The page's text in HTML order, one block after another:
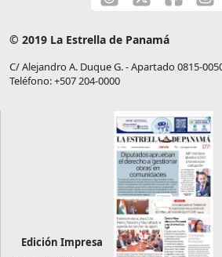
© 2019 La Estrella de Panamá
C/ Alejandro A. Duque G. - Apartado 0815-
Teléfono: +507 204-0000
Edición Impresa